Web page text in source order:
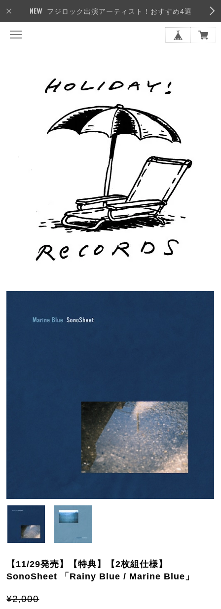
フジロック出演アーティスト！おすすめ4選
【11/29発売】【特典】【2枚組仕様】
SonoSheet 「Rainy Blue / Marine Blue」
¥2,000